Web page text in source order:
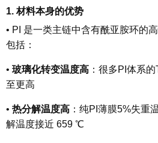
1. 材料本身的优势
• PI 是一类主链中含有酰亚胺环的
包括：
• 玻璃化转变温度高 ：很多PI体系
至更高
• 热分解温度高 ：纯PI薄膜5%失重
解温度接近 659 ℃